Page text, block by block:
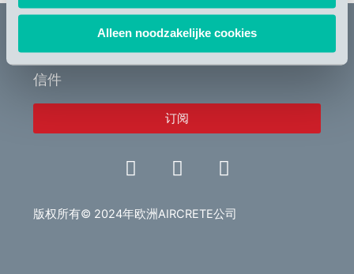
Alleen noodzakelijke cookies
信件
订阅
L
i
k
V
i
e
E
n
e
版权所有© 2024年欧洲AIRCRETE公司